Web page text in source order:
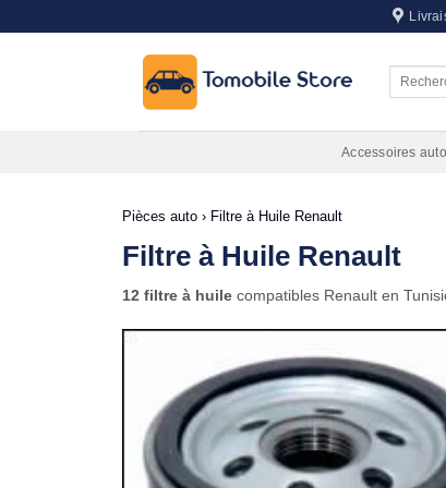
au
Accessoires auto
Pièces auto › Filtre à Huile Renault
Filtre à Huile Renault
12 filtre à huile compatibles Renault en